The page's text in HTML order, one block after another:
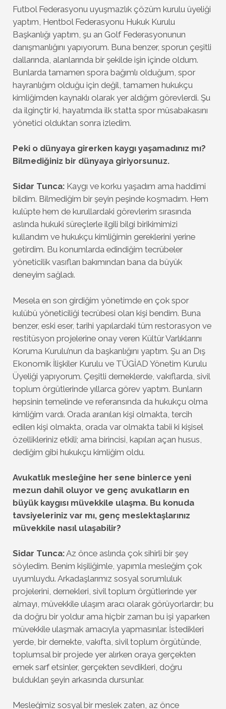
Futbol Federasyonu uyuşmazlık çözüm kurulu üyeliği
yaptım, Hentbol Federasyonu Hukuk Kurulu
Başkanlığı yaptım, şu an Golf Federasyonunun
danışmanlığını yapıyorum. Buna benzer, sporun çeşitli
dallarında, alanlarında bir şekilde işin içinde oldum.
Bunlarda tamamen spora bağımlı olduğum, spor
hayranlığım olduğu için değil, tamamen hukukçu
kimliğimden kaynaklı olarak yer aldığım görevlerdi. Şu
da ilginçtir ki, hayatımda ilk statta spor müsabakasını
yönetici olduktan sonra izledim.
Peki o dünyaya girerken kaygı yaşamadınız mı?
Bilmediğiniz bir dünyaya giriyorsunuz.
Sidar Tunca:Kaygı ve korku yaşadım ama haddimi
bildim. Bilmediğim bir şeyin peşinde koşmadım. Hem
kulüpte hem de kurullardaki görevlerim sırasında
aslında hukukî süreçlerle ilgili bilgi birikimimizi
kullandım ve hukukçu kimliğimin gereklerini yerine
getirdim. Bu konumlarda edindiğim tecrübeler
yöneticilik vasıfları bakımından bana da büyük
deneyim sağladı.
Mesela en son girdiğim yönetimde en çok spor
kulübü yöneticiliği tecrübesi olan kişi bendim. Buna
benzer, eski eser, tarihi yapılardaki tüm restorasyon ve
restitüsyon projelerine onay veren Kültür Varlıklarını
Koruma Kurulu’nun da başkanlığını yaptım. Şu an Dış
Ekonomik İlişkiler Kurulu ve TÜGİAD Yönetim Kurulu
Üyeliği yapıyorum. Çeşitli derneklerde, vakıflarda, sivil
toplum örgütlerinde yıllarca görev yaptım. Bunların
hepsinin temelinde ve referansında da hukukçu olma
kimliğim vardı. Orada aranılan kişi olmakta, tercih
edilen kişi olmakta, orada var olmakta tabii ki kişisel
özellikleriniz etkili; ama birincisi, kapıları açan husus,
dediğim gibi hukukçu kimliğim oldu.
Avukatlık mesleğine her sene binlerce yeni
mezun dahil oluyor ve genç avukatların en
büyük kaygısı müvekkile ulaşma. Bu konuda
tavsiyeleriniz var mı, genç meslektaşlarınız
müvekkile nasıl ulaşabilir?
Sidar Tunca:Az önce aslında çok sihirli bir şey
söyledim. Benim kişiliğimle, yapımla mesleğim çok
uyumluydu. Arkadaşlarımız sosyal sorumluluk
projelerini, dernekleri, sivil toplum örgütlerinde yer
almayı, müvekkile ulaşım aracı olarak görüyorlardır; bu
da doğru bir yoldur ama hiçbir zaman bu işi yaparken
müvekkile ulaşmak amacıyla yapmasınlar. İstedikleri
yerde, bir dernekte, vakıfta, sivil toplum örgütünde,
toplumsal bir projede yer alırken oraya gerçekten
emek sarf etsinler, gerçekten sevdikleri, doğru
buldukları şeyin arkasında dursunlar.
Mesleğimiz sosyal bir meslek zaten, az önce